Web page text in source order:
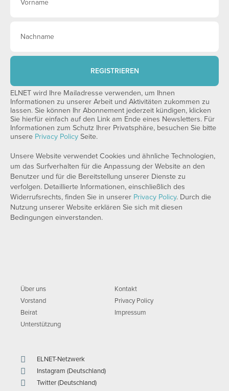
REGISTRIEREN
ELNET wird Ihre Mailadresse verwenden, um Ihnen
Informationen zu unserer Arbeit und Aktivitäten zukommen zu
lassen. Sie können Ihr Abonnement jederzeit kündigen, klicken
Sie hierfür einfach auf den Link am Ende eines Newsletters. Für
Informationen zum Schutz Ihrer Privatsphäre, besuchen Sie bitte
unsere Privacy Policy Seite.
Unsere Website verwendet Cookies und ähnliche Technologien,
um das Surfverhalten für die Anpassung der Website an den
Benutzer und für die Bereitstellung unserer Dienste zu
verfolgen. Detaillierte Informationen, einschließlich des
Widerrufsrechts, finden Sie in unserer Privacy Policy. Durch die
Nutzung unserer Website erklären Sie sich mit diesen
Bedingungen einverstanden.
Über uns
Vorstand
Beirat
Unterstützung
Kontakt
Privacy Policy
Impressum
ELNET-Netzwerk
Instagram (Deutschland)
Twitter (Deutschland)